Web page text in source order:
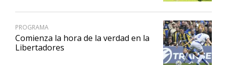
PROGRAMA
Comienza la hora de la verdad en la
Libertadores